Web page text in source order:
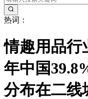
热词：
情趣用品行
年中国
分布在二线